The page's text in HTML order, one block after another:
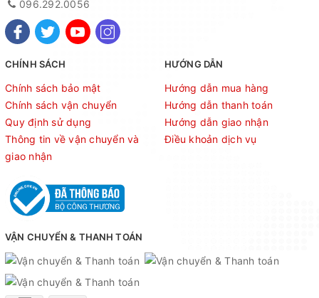
096.292.0056
CHÍNH SÁCH
Chính sách bảo mật
Chính sách vận chuyển
Quy định sử dụng
Thông tin về vận chuyển và
giao nhận
HƯỚNG DẪN
Hướng dẫn mua hàng
Hướng dẫn thanh toán
Hướng dẫn giao nhận
Điều khoản dịch vụ
VẬN CHUYỂN & THANH TOÁN